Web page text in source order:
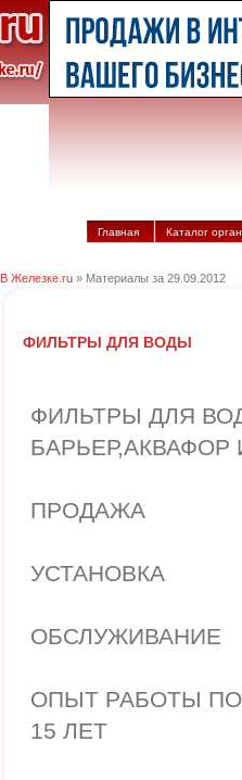
Главная Каталог
В Железке.ru » Материалы за 29.09.2012
ФИЛЬТРЫ ДЛЯ ВОДЫ
ФИЛЬТРЫ ДЛЯ
БАРЬЕР,АКВАФОР
ПРОДАЖА
УСТАНОВКА
ОБСЛУЖИВАНИЕ
ОПЫТ РАБОТЫ
15 ЛЕТ